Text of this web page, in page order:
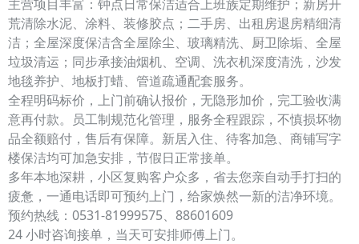
主营项目丰富：钟点日常保洁适合上班族定期维护；新房开
荒清除水泥、涂料、装修胶点；二手房、出租房退房精细清
洁；全屋深度保洁含全屋除尘、玻璃精洗、厨卫除垢、全屋
垃圾清运；同步承接油烟机、空调、洗衣机深度清洗，沙发
地毯养护、地板打蜡、管道疏通配套服务。
全程明码标价，上门前确认报价，无隐形加价，完工验收满
意再付款。员工制规范化管理，服务全程跟踪，不慎损坏物
品全额赔付，售后有保障。新居入住、待客加急、商铺写字
楼保洁均可加急安排，节假日正常接单。
多年本地深耕，小区复购客户众多，省去您亲自动手打扫的
疲惫，一通电话即可预约上门，给家焕然一新的洁净环境。
预约热线：0531-81999575、88601609
24 小时咨询接单，当天可安排师傅上门。